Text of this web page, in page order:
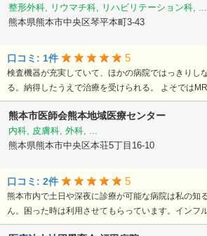
整形外科, リウマチ科, リハビリテーション科, ...
熊本県熊本市中央区琴平本町3-43
口コミ: 1件 5
検査機器が充実していて、ほかの病院ではっきりし
る。納得したうえで治療を受けられる。 よそでは
熊本市医師会熊本地域医療センター
内科, 皮膚科, 外科, ...
熊本県熊本市中央区本荘5丁目16-10
口コミ: 2件 5
熊本市内で土日や深夜に診療が可能な病院は私の知
ん。困った時は利用させてもらっています。インフ